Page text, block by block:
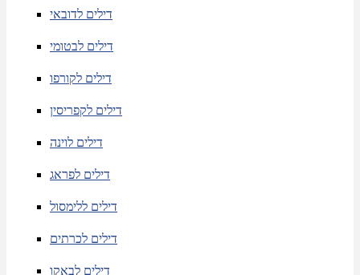
דילים לדובאי
דילים לבטומי
דילים לקורפו
דילים לקפריסין
דילים לוינה
דילים לפראג
דילים ללימסול
דילים לכרתים
דילים לבאקו